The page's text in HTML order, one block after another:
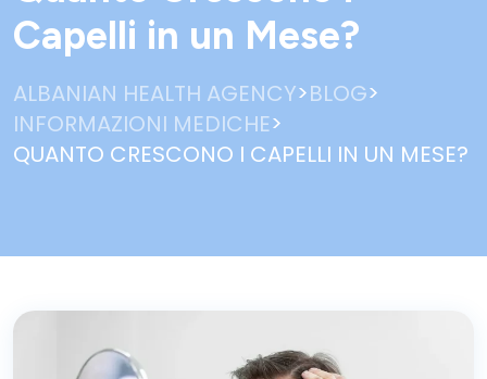
Capelli in un Mese?
ALBANIAN HEALTH AGENCY>BLOG>
INFORMAZIONI MEDICHE>
QUANTO CRESCONO I CAPELLI IN UN MESE?